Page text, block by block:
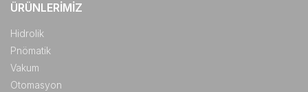
ÜRÜNLERIMIZ
Hidrolik
Pnömatik
Vakum
Otomasyon